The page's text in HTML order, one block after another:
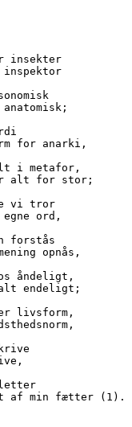
insekter
inspektor
anatomisk;
for anarki,
i metafor,
alt for stor;
vi tror
egne ord,
forstås
mening opnås,
åndeligt,
alt endeligt;
livsform,
af min fætter (1).